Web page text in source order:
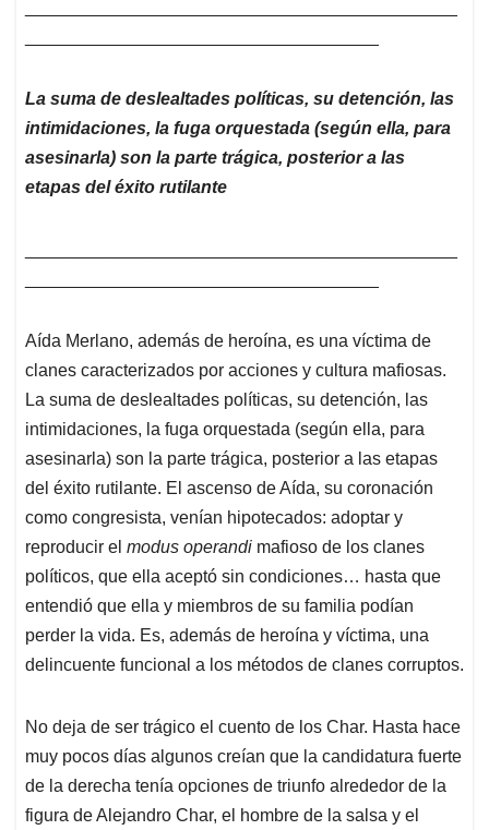
La suma de deslealtades políticas, su detención, las
intimidaciones, la fuga orquestada (según ella, para
asesinarla) son la parte trágica, posterior a las
etapas del éxito rutilante
Aída Merlano, además de heroína, es una víctima de
clanes caracterizados por acciones y cultura mafiosas.
La suma de deslealtades políticas, su detención, las
intimidaciones, la fuga orquestada (según ella, para
asesinarla) son la parte trágica, posterior a las etapas
del éxito rutilante. El ascenso de Aída, su coronación
como congresista, venían hipotecados: adoptar y
reproducir el modus operandi mafioso de los clanes
políticos, que ella aceptó sin condiciones… hasta que
entendió que ella y miembros de su familia podían
perder la vida. Es, además de heroína y víctima, una
delincuente funcional a los métodos de clanes corruptos.
No deja de ser trágico el cuento de los Char. Hasta hace
muy pocos días algunos creían que la candidatura fuerte
de la derecha tenía opciones de triunfo alrededor de la
figura de Alejandro Char, el hombre de la salsa y el